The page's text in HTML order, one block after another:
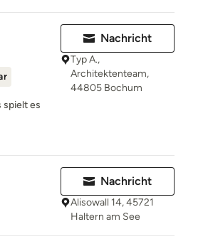
spielt es
Nachricht
Typ A.,
Architektenteam,
44805 Bochum
Nachricht
Alisowall 14, 45721
Haltern am See